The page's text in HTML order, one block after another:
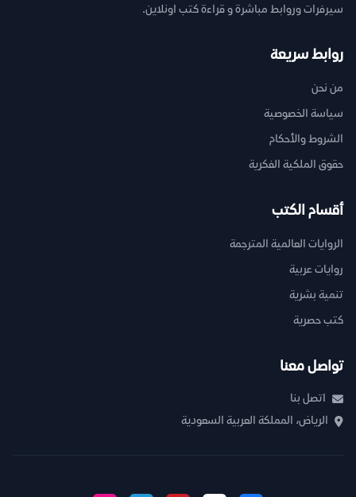
سيرفرات وروابط مباشرة و قراءة كتب اونلاين.
روابط سريعة
من نحن
سياسة الخصوصية
الشروط والأحكام
حقوق الملكية الفكرية
أقسام الكتب
الروايات العالمية المترجمة
روايات عربية
تنمية بشرية
كتب حصرية
تواصل معنا
اتصل بنا
الرياض، المملكة العربية السعودية